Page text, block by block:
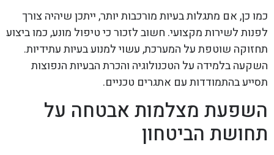
כמו כן, אם מתגלות בעיות מורכבות יותר, ייתכן שיהיה צורך
לפנות לשירות מקצועי. חשוב לזכור כי טיפול מונע, כמו ביצוע
תחזוקה שוטפת על המערכת, עשוי למנוע בעיות עתידיות.
השקעה בלמידה על הטכנולוגיה והכרת הבעיות הנפוצות
תסייע בהתמודדות עם אתגרים טכניים.
השפעת מצלמות אבטחה על
תחושת הביטחון